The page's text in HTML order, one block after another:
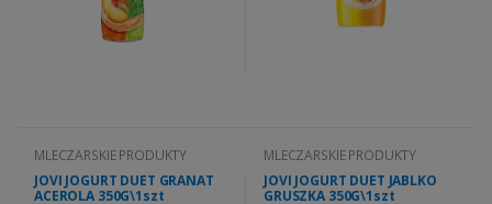
MLECZARSKIE PRODUKTY
JOVI JOGURT DUET GRANAT
ACEROLA 350G\1szt
MLECZARSKIE PRODUKTY
JOVI JOGURT DUET JABLKO
GRUSZKA 350G\1szt